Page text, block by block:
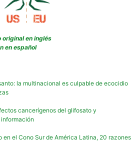
original en inglés
en español
la multinacional es culpable de ecocidio
cancerígenos del glifosato y
en el Cono Sur de América Latina, 20 razones